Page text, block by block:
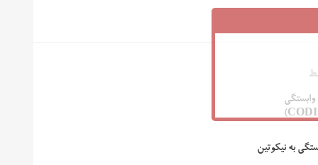
به نیکوتین